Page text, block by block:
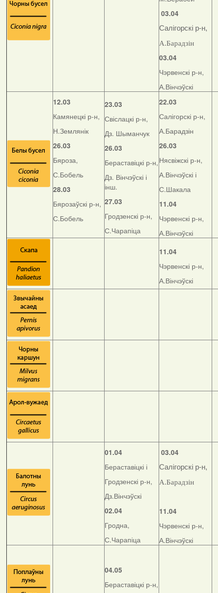
03.04
Салігорскі р-н,
А.Барадзін
03.04
Чэрвенскі р-н,
А.Вінчэўскі
12.03
Камянецкі р-н,
Н.Землянік
26.03
Бяроза,
С.Бобель
28.03
Бярозаўскі р-н,
С.Бобель
23.03
Свіслацкі р-н,
Дз. Шыманчук
26.03
Бераставіцкі р-н,
Дз. Вінчэўскі і
інш.
27.03
Гродзенскі р-н,
С.Чарапіца
22.03
Салігорскі р-н,
А.Барадзін
26.03
Нясвіжскі р-н,
А.Вінчэўскі і
С.Шакала
11.04
Чэрвенскі р-н,
А.Вінчэўскі
11.04
Чэрвенскі р-н,
А.Вінчэўскі
01.04
Бераставіцкі і
Гродзенскі р-н,
Дз.Вінчэўскі
02.04
Гродна,
С.Чарапіца
03.04
Салігорскі р-н,
А.Барадзін
11.04
Чэрвенскі р-н,
А.Вінчэўскі
04.05
Бераставіцкі р-н,